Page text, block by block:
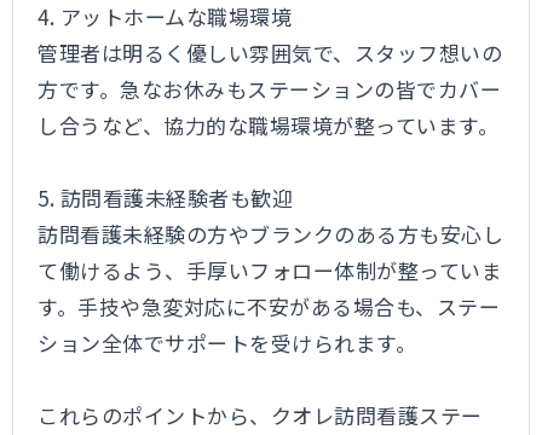
4. アットホームな職場環境
管理者は明るく優しい雰囲気で、スタッフ想いの
方です。急なお休みもステーションの皆でカバー
し合うなど、協力的な職場環境が整っています。
5. 訪問看護未経験者も歓迎
訪問看護未経験の方やブランクのある方も安心し
て働けるよう、手厚いフォロー体制が整っていま
す。手技や急変対応に不安がある場合も、ステー
ション全体でサポートを受けられます。
これらのポイントから、クオレ訪問看護ステー